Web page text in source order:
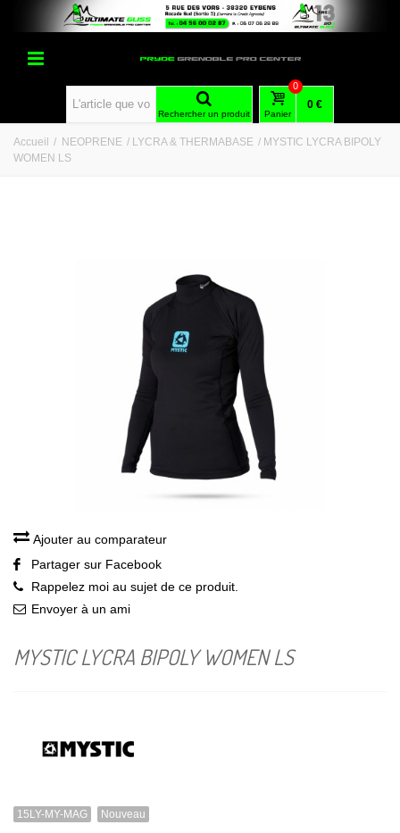
Rechercher un produit Panier
0
0 €
Accueil / NEOPRENE / LYCRA & THERMABASE / MYSTIC LYCRA BIPOLY
WOMEN LS
Ajouter au comparateur
Partager sur Facebook
Rappelez moi au sujet de ce produit.
Envoyer à un ami
MYSTIC LYCRA BIPOLY WOMEN LS
15LY-MY-MAG Nouveau